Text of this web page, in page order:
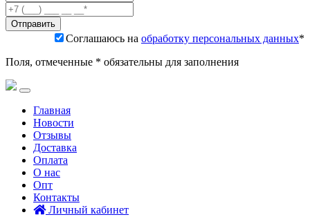
Соглашаюсь на обработку персональных данных*
Поля, отмеченные * обязательны для заполнения
Главная
Новости
Отзывы
Доставка
Оплата
О нас
Опт
Контакты
Личный кабинет